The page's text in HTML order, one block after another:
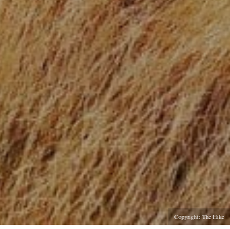
Copyright: The Hike